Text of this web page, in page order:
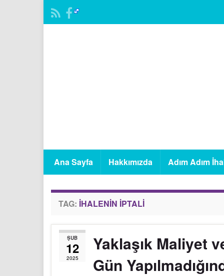
Ana Sayfa Hakkımızda Adım Adım
TAG: IHALENIN IPTALI
ŞUB
12
2025
Yaklaşık Maliyet
Gün